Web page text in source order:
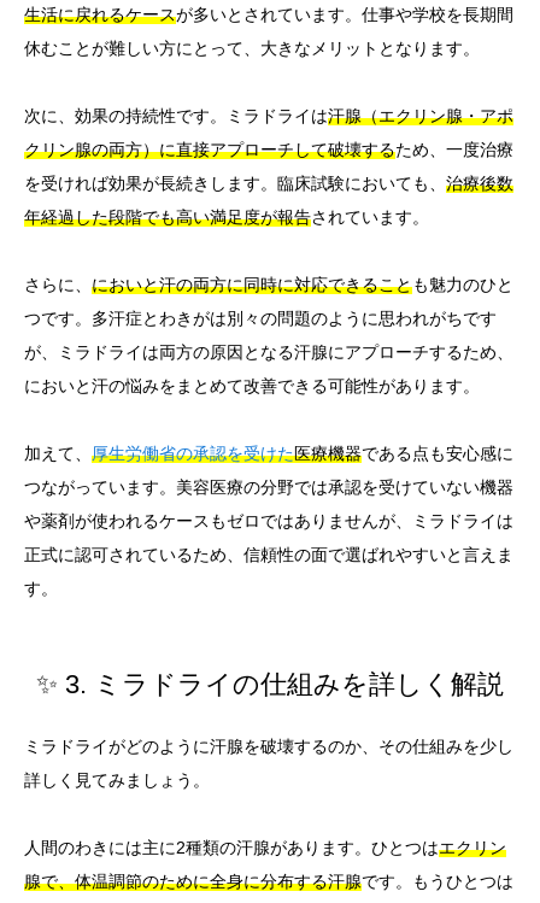
生活に戻れるケースが多いとされています。仕事や学校を長期間
休むことが難しい方にとって、大きなメリットとなります。
次に、効果の持続性です。ミラドライは汗腺（エクリン腺・アポ
クリン腺の両方）に直接アプローチして破壊するため、一度治療
を受ければ効果が長続きします。臨床試験においても、 治療後数
年経過した段階でも高い満足度が報告されています。
さらに、 においと汗の両方に同時に対応できることも魅力のひと
つです。多汗症とわきがは別々の問題のように思われがちです
が、ミラドライは両方の原因となる汗腺にアプローチするため、
においと汗の悩みをまとめて改善できる可能性があります。
加えて、 厚生労働省の承認を受けた医療機器である点も安心感に
つながっています。美容医療の分野では承認を受けていない機器
や薬剤が使われるケースもゼロではありませんが、ミラドライは
正式に認可されているため、信頼性の面で選ばれやすいと言えま
す。
✨ 3. ミラドライの仕組みを詳しく解説
ミラドライがどのように汗腺を破壊するのか、その仕組みを少し
詳しく見てみましょう。
人間のわきには主に2種類の汗腺があります。ひとつはエクリン
腺で、体温調節のために全身に分布する汗腺です。もうひとつは